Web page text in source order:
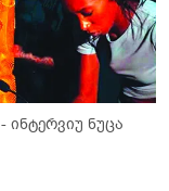
ინტერვიუ ნუცა